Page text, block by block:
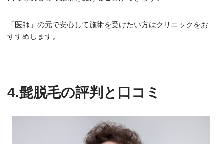
「医師」の元で安心して施術を受けたい方はクリニックをお
すすめします。
4.髭脱毛の評判と口コミ